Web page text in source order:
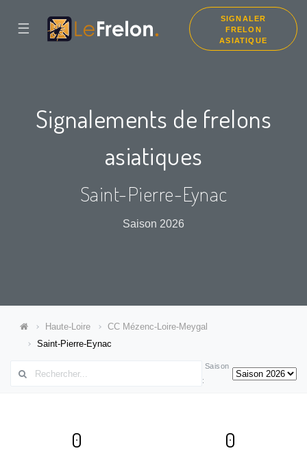
☰
SIGNALER
FRELON
ASIATIQUE
Signalements de frelons
asiatiques
Saint-Pierre-Eynac
Saison 2026
Haute-Loire
CC Mézenc-Loire-Meygal
Saint-Pierre-Eynac
Saison
:
0 0